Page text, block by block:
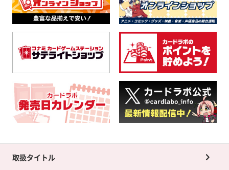
取扱タイトル